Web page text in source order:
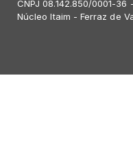
CNPJ 08.142.850/0001-
Núcleo Itaim - Ferraz de